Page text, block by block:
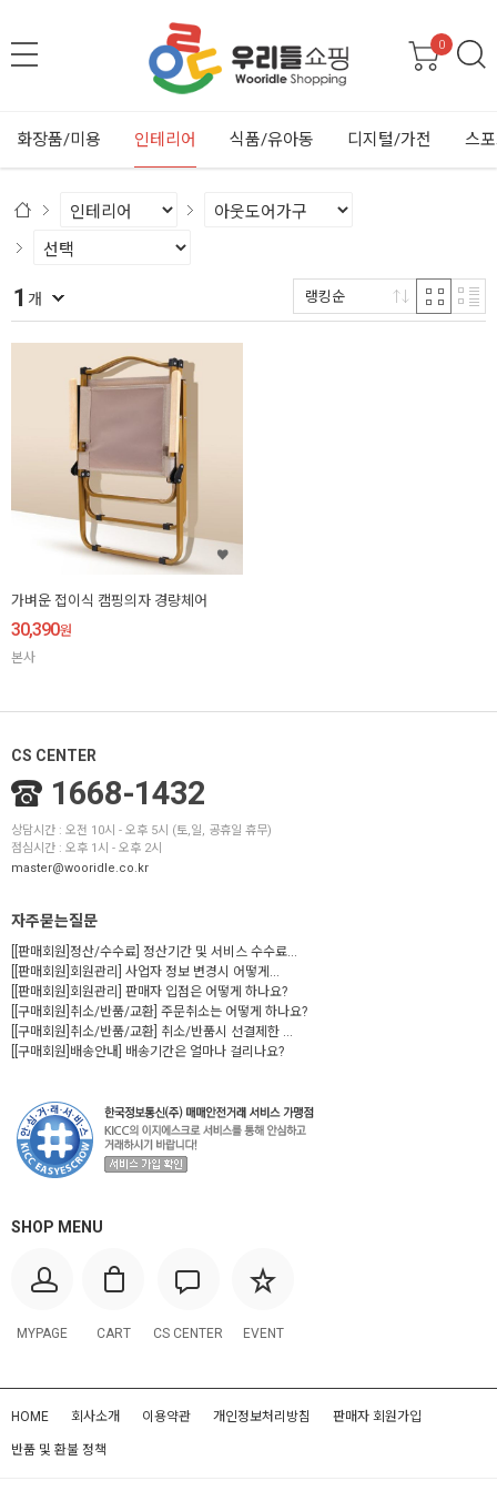
0
화장품/미용 인테리어 식품/유아동 디지털/가전 스
1 개 랭킹순
가벼운 접이식 캠핑의자 경량체어
30,390원
본사
CS CENTER
1668-1432
상담시간 : 오전 10시 - 오후 5시 (토,일, 공휴일 휴무)
점심시간 : 오후 1시 - 오후 2시
master@wooridle.co.kr
자주묻는질문
[[판매회원]정산/수수료] 정산기간 및 서비스 수수료...
[[판매회원]회원관리] 사업자 정보 변경시 어떻게...
[[판매회원]회원관리] 판매자 입점은 어떻게 하나요?
[[구매회원]취소/반품/교환] 주문취소는 어떻게 하나요?
[[구매회원]취소/반품/교환] 취소/반품시 선결제한 ...
[[구매회원]배송안내] 배송기간은 얼마나 걸리나요?
SHOP MENU
MYPAGE CART CS CENTER EVENT
HOME 회사소개 이용약관 개인정보처리방침 판매자 회원가입
반품 및 환불 정책